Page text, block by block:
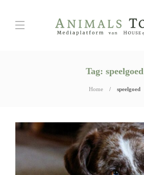
Tag: speelgoed
Home speelgoed